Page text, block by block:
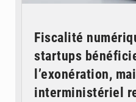
Fiscalité
startups
l’exonération,
interministériel